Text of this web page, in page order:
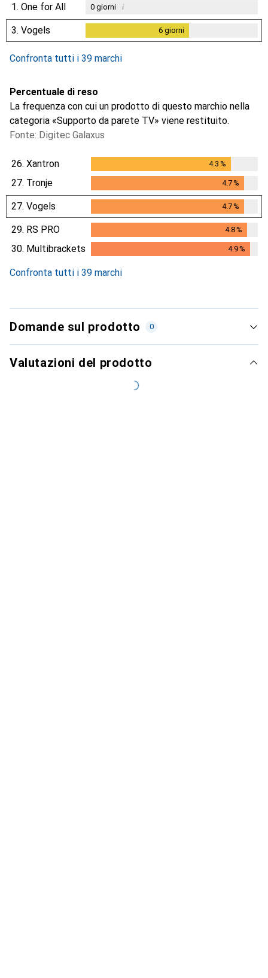
1. One for All 0giorni i
3. Vogels 6giorni
Confronta tutti i 39 marchi
Percentuale di reso
La frequenza con cui un prodotto di questo marchio nella
categoria «Supporto da parete TV» viene restituito.
Fonte: Digitec Galaxus
26. Xantron 4.3 %
27. Tronje 4.7%
4.7%
27. Vogels 4.7%
4.7%
29. RS PRO 4.8%
4.8%
30. Multibrackets 4.9%
Confronta tutti i 39 marchi
Domande sul prodotto 0
Valutazioni del prodotto